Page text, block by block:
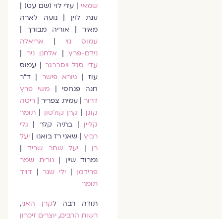
שמאי| עדי לוי (שם עט) |
ענת לוין | נועה לארה
מאיר | אוריה מבורך |
עמוס נוי|
אריאלה
נידם-פרץ| אלחנן ניר|
עדי סגל ויסברגר| עמוס
עוז | גיורא פישר| ד״ר
חנה פנחסי | משי פרץ
דרור| עמית צפריר | ריטה
קוגן| קרן קולטון| תומר
קליין| בתיה קלר |גלי
רביץ| שאני רז בואנו | יעל
רן| יעל שחר שריד|
נמרוד שיין | נורית שמר
פרידמן| ילי שנר|דויד
תומר
תודה רבה ל קרן האני,
רשות הרבים,יוצרים זיכרון